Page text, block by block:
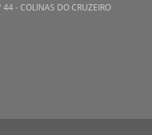
44 - COLINAS DO CRUZEIRO